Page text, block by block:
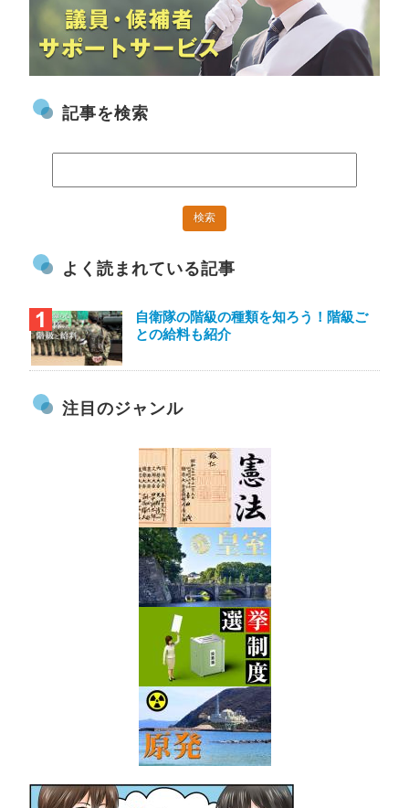
記事を検索
よく読まれている記事
自衛隊の階級の種類を知ろう！階級ご
との給料も紹介
注目のジャンル